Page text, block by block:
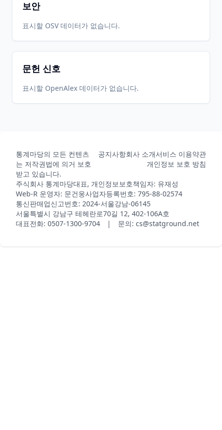
보안
표시할 OSV 데이터가 없습니다.
문헌 신호
표시할 OpenAlex 데이터가 없습니다.
통계마당의 모든 컨텐츠
는 저작권법에 의거 보호
받고 있습니다.
공지사항회사 소개서비스 이용약관
개인정보 보호 방침
주식회사 통계마당대표, 개인정보보호책임자: 유재성
Web-R 운영자: 문건웅사업자등록번호: 795-88-02574
통신판매업신고번호: 2024-서울강남-06145
서울특별시 강남구 테헤란로70길 12, 402-106A호
대표전화: 0507-1300-9704 | 문의: cs@statground.net